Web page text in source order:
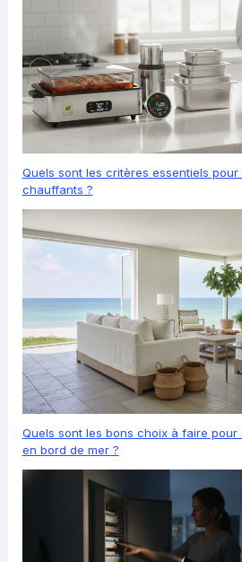
Quels sont les critères essentiels
chauffants ?
Quels sont les bons choix à faire
en bord de mer ?